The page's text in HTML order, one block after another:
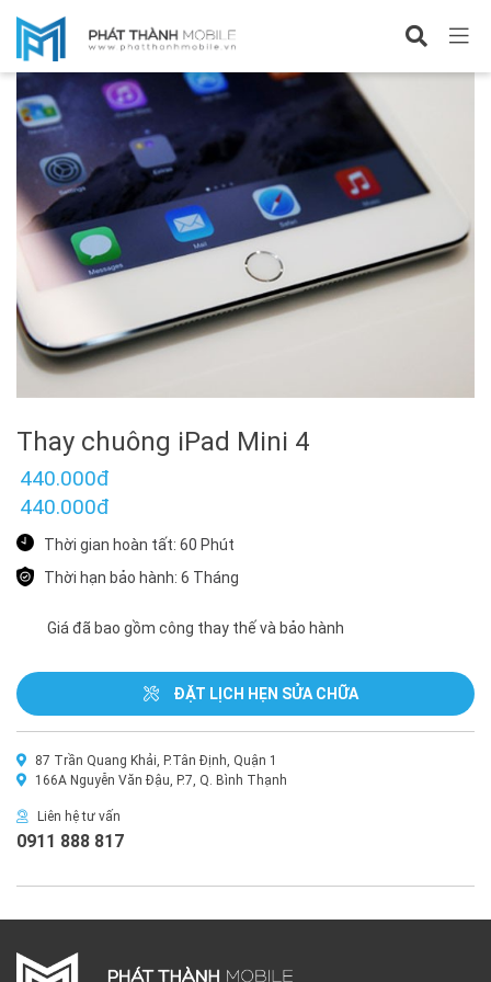
Sửa iPad mini 4
Thay chuông iPad Mini 4
440.000đ
440.000đ
Thời gian hoàn tất: 60 Phút
Thời hạn bảo hành: 6 Tháng
Giá đã bao gồm công thay thế và bảo hành
ĐẶT LỊCH HẸN SỬA CHỮA
87 Trần Quang Khải, P.Tân Định, Quận 1
166A Nguyễn Văn Đậu, P.7, Q. Bình Thạnh
Liên hệ tư vấn
0911 888 817